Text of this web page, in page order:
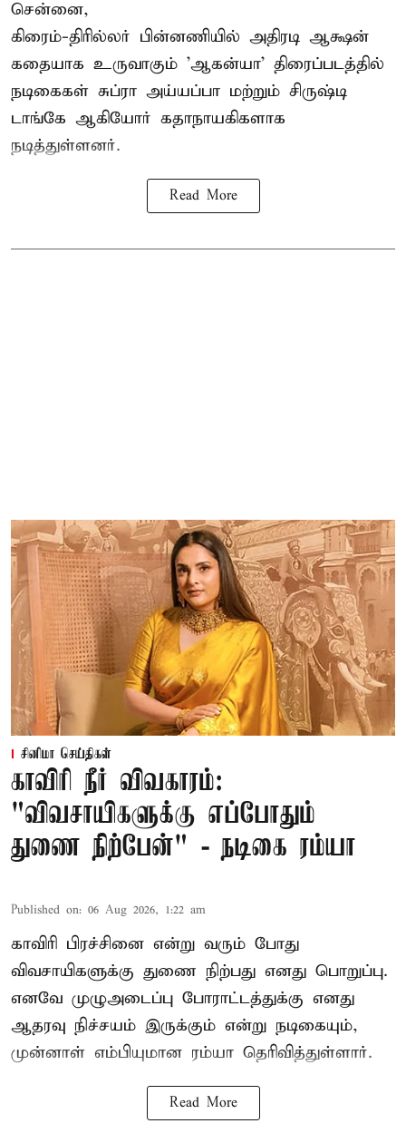
சென்னை,
கிரைம்-திரில்லர் பின்னணியில் அதிரடி ஆக்ஷன்
கதையாக உருவாகும் 'ஆகன்யா' திரைப்படத்தில்
நடிகைகள் சுப்ரா அய்யப்பா மற்றும் சிருஷ்டி
டாங்கே ஆகியோர் கதாநாயகிகளாக
நடித்துள்ளனர்.
Read More
சினிமா செய்திகள்
காவிரி நீர் விவகாரம்:
"விவசாயிகளுக்கு எப்போதும்
துணை நிற்பேன்" - நடிகை ரம்யா
Published on: 06 Aug 2026, 1:22 am
காவிரி பிரச்சினை என்று வரும் போது
விவசாயிகளுக்கு துணை நிற்பது எனது பொறுப்பு.
எனவே முழுஅடைப்பு போராட்டத்துக்கு எனது
ஆதரவு நிச்சயம் இருக்கும் என்று நடிகையும்,
முன்னாள் எம்பியுமான ரம்யா தெரிவித்துள்ளார்.
Read More